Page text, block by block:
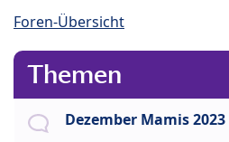
Foren-Übersicht
Themen
Dezember Mamis 2023